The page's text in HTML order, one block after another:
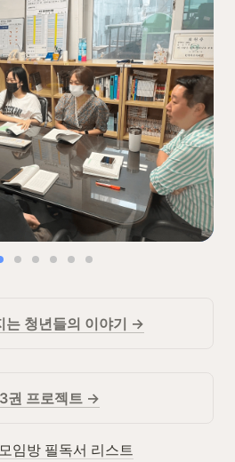
는 청년들의 이야기 →
권 프로젝트 →
임방 필독서 리스트